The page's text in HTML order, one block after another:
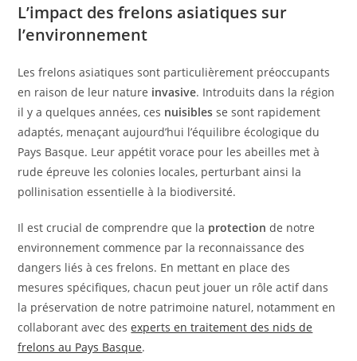
L’impact des frelons asiatiques sur
l’environnement
Les frelons asiatiques sont particulièrement préoccupants
en raison de leur nature invasive. Introduits dans la région
il y a quelques années, ces nuisibles se sont rapidement
adaptés, menaçant aujourd’hui l’équilibre écologique du
Pays Basque. Leur appétit vorace pour les abeilles met à
rude épreuve les colonies locales, perturbant ainsi la
pollinisation essentielle à la biodiversité.
Il est crucial de comprendre que la protection de notre
environnement commence par la reconnaissance des
dangers liés à ces frelons. En mettant en place des
mesures spécifiques, chacun peut jouer un rôle actif dans
la préservation de notre patrimoine naturel, notamment en
collaborant avec desexperts en traitement des nids de
frelons au Pays Basque.